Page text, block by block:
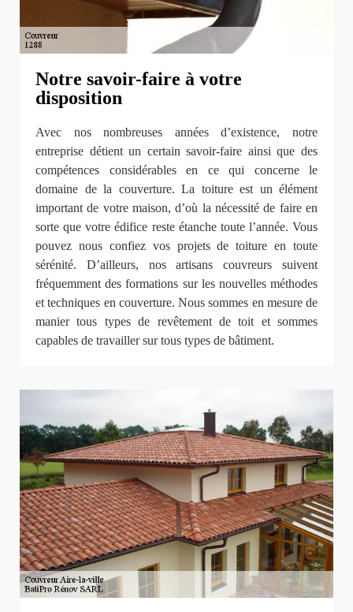
Notre savoir-faire à votre
disposition
Avec nos nombreuses années d’existence, notre
entreprise détient un certain savoir-faire ainsi que des
compétences considérables en ce qui concerne le
domaine de la couverture. La toiture est un élément
important de votre maison, d’où la nécessité de faire en
sorte que votre édifice reste étanche toute l’année. Vous
pouvez nous confiez vos projets de toiture en toute
sérénité. D’ailleurs, nos artisans couvreurs suivent
fréquemment des formations sur les nouvelles méthodes
et techniques en couverture. Nous sommes en mesure de
manier tous types de revêtement de toit et sommes
capables de travailler sur tous types de bâtiment.